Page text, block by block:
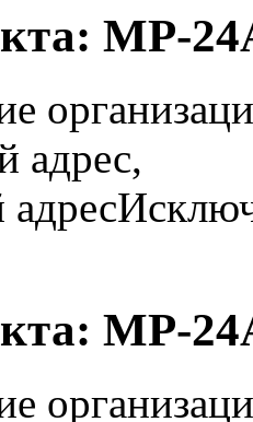
МР-
адрес,
адрес
МР-